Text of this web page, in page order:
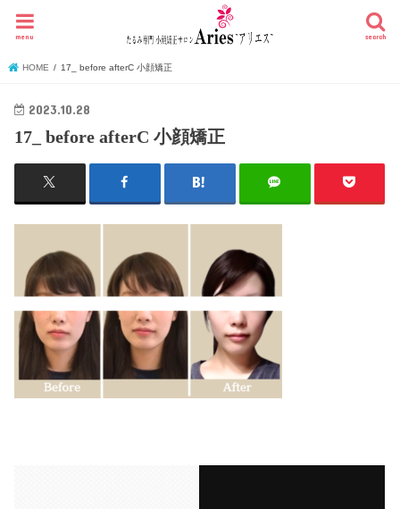
search
menu
HOME 17_ before afterC 小顔矯正
2023.10.28
17_ before afterC 小顔矯正